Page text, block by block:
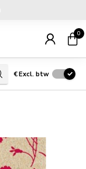
0
€Excl. btw